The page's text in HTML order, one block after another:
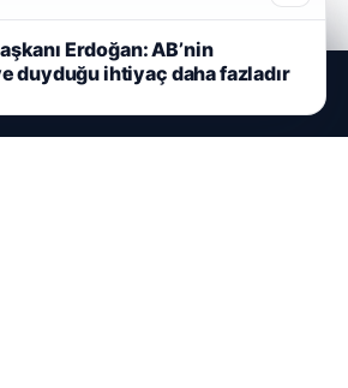
Erdoğan: AB’nin
duyduğu ihtiyaç daha fazladır